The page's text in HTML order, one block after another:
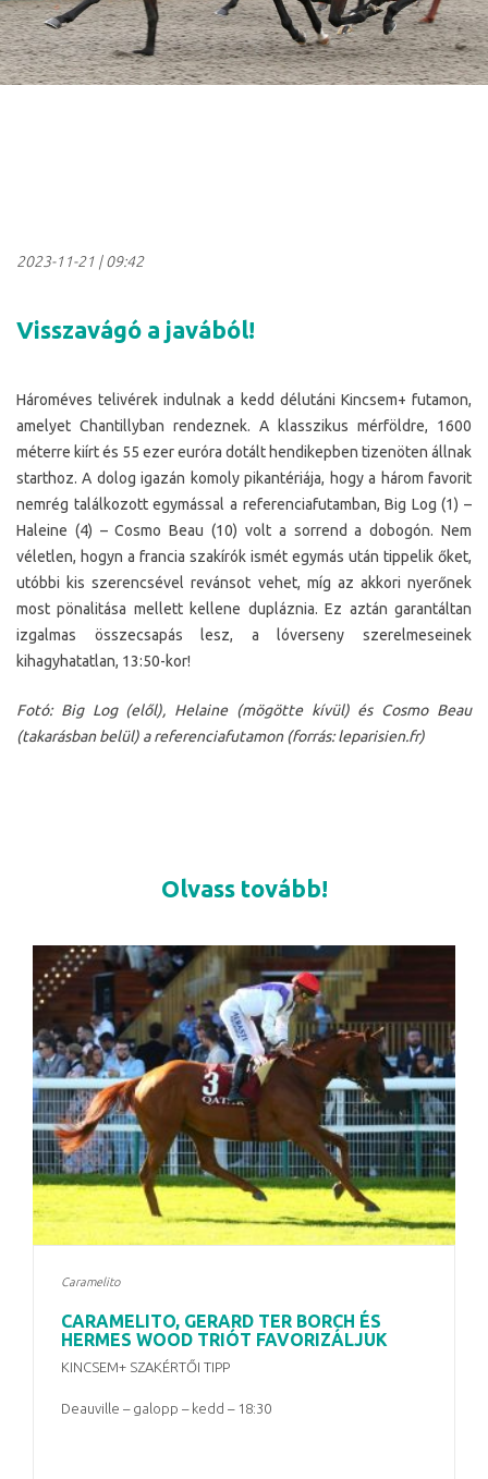
2023-11-21 |09:42
Visszavágó a javából!
Hároméves telivérek indulnak a kedd délutáni Kincsem+ futamon,
amelyet Chantillyban rendeznek. A klasszikus mérföldre, 1600
méterre kiírt és 55 ezer euróra dotált hendikepben tizenöten állnak
starthoz. A dolog igazán komoly pikantériája, hogy a három favorit
nemrég találkozott egymással a referenciafutamban, Big Log (1) –
Haleine (4) – Cosmo Beau (10) volt a sorrend a dobogón. Nem
véletlen, hogyn a francia szakírók ismét egymás után tippelik őket,
utóbbi kis szerencsével revánsot vehet, míg az akkori nyerőnek
most pönalitása mellett kellene dupláznia. Ez aztán garantáltan
izgalmas összecsapás lesz, a lóverseny szerelmeseinek
kihagyhatatlan, 13:50-kor!
Fotó: Big Log (elől), Helaine (mögötte kívül) és Cosmo Beau
(takarásban belül) a referenciafutamon (forrás: leparisien.fr)
Olvass tovább!
Caramelito
CARAMELITO, GERARD TER BORCH ÉS
HERMES WOOD TRIÓT FAVORIZÁLJUK
KINCSEM+ SZAKÉRTŐI TIPP
Deauville – galopp – kedd – 18:30